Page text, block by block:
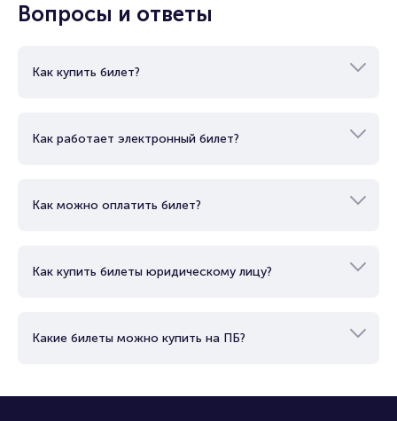
Вопросы и ответы
Как купить билет?
Как работает электронный билет?
Как можно оплатить билет?
Как купить билеты юридическому лицу?
Какие билеты можно купить на ПБ?